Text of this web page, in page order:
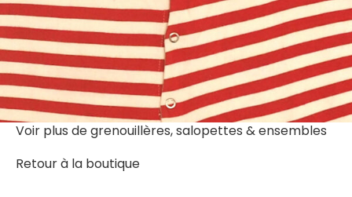
Voir plus degrenouillères, salopettes & ensembles
Retour à la boutique